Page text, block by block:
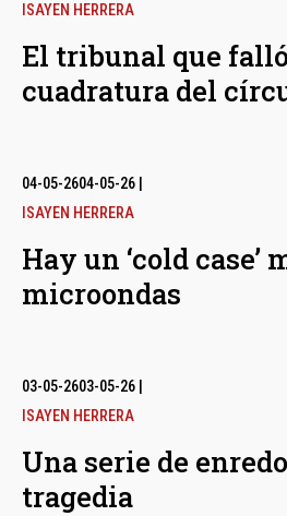
ISAYEN HERRERA
El tribunal que
cuadratura del
04-05-2604-05-26
ISAYEN HERRERA
Hay un ‘cold case’
microondas
03-05-2603-05-26
ISAYEN HERRERA
Una serie de
tragedia